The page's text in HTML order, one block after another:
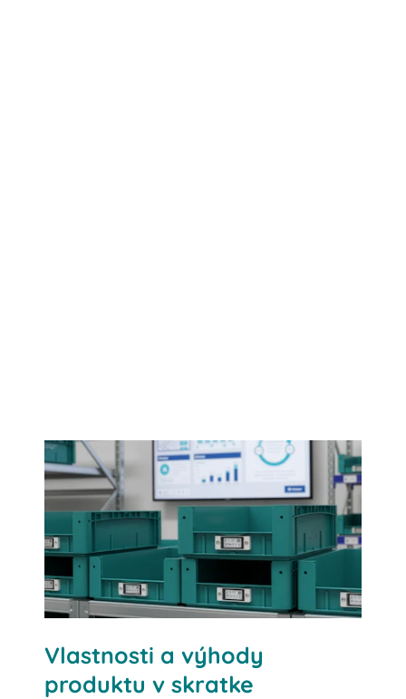
Vyžiadajte si viac informácií
Vlastnosti a výhody
produktu v skratke